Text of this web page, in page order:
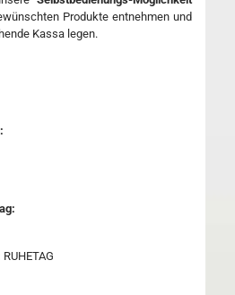
Produkte entnehmen und
Kassa legen.
RUHETAG